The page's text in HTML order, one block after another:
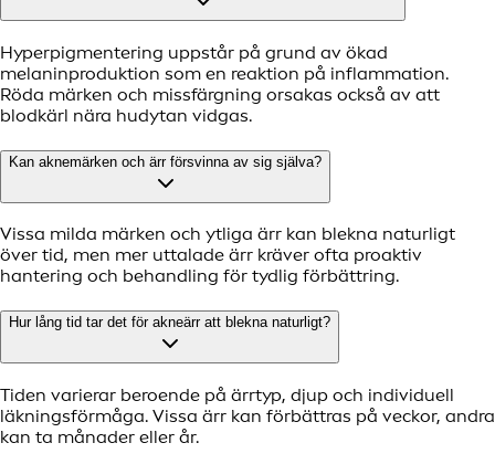
Hyperpigmentering uppstår på grund av ökad
melaninproduktion som en reaktion på inflammation.
Röda märken och missfärgning orsakas också av att
blodkärl nära hudytan vidgas.
Kan aknemärken och ärr försvinna av sig själva?
Vissa milda märken och ytliga ärr kan blekna naturligt
över tid, men mer uttalade ärr kräver ofta proaktiv
hantering och behandling för tydlig förbättring.
Hur lång tid tar det för akneärr att blekna naturligt?
Tiden varierar beroende på ärrtyp, djup och individuell
läkningsförmåga. Vissa ärr kan förbättras på veckor, andra
kan ta månader eller år.